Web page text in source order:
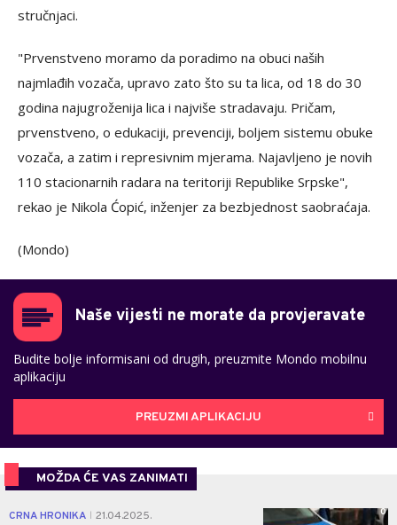
stručnjaci.
"Prvenstveno moramo da poradimo na obuci naših
najmlađih vozača, upravo zato što su ta lica, od 18 do 30
godina najugroženija lica i najviše stradavaju. Pričam,
prvenstveno, o edukaciji, prevenciji, boljem sistemu obuke
vozača, a zatim i represivnim mjerama. Najavljeno je novih
110 stacionarnih radara na teritoriji Republike Srpske",
rekao je Nikola Ćopić, inženjer za bezbjednost saobraćaja.
(Mondo)
Naše vijesti ne morate da provjeravate
Budite bolje informisani od drugih, preuzmite Mondo mobilnu
aplikaciju
PREUZMI APLIKACIJU
MOŽDA ĆE VAS ZANIMATI
CRNA HRONIKA 21.04.2025. 0